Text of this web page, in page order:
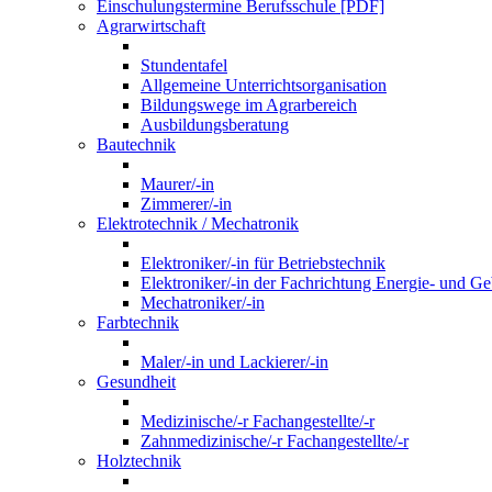
Einschulungstermine Berufsschule [PDF]
Agrarwirtschaft
Stundentafel
Allgemeine Unterrichtsorganisation
Bildungswege im Agrarbereich
Ausbildungsberatung
Bautechnik
Maurer/-in
Zimmerer/-in
Elektrotechnik / Mechatronik
Elektroniker/-in für Betriebstechnik
Elektroniker/-in der Fachrichtung Energie- und
Mechatroniker/-in
Farbtechnik
Maler/-in und Lackierer/-in
Gesundheit
Medizinische/-r Fachangestellte/-r
Zahnmedizinische/-r Fachangestellte/-r
Holztechnik